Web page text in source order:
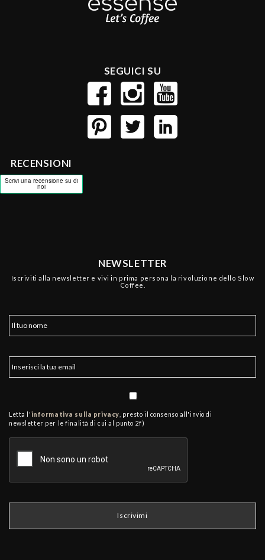
SEGUICI SU
RECENSIONI
NEWSLETTER
Iscriviti alla newsletter e vivi in prima persona la rivoluzione dello Slow
Coffee.
Letta l'informativa sulla privacy , presto il consenso all'invio di
newsletter per le finalità di cui al punto 2f)